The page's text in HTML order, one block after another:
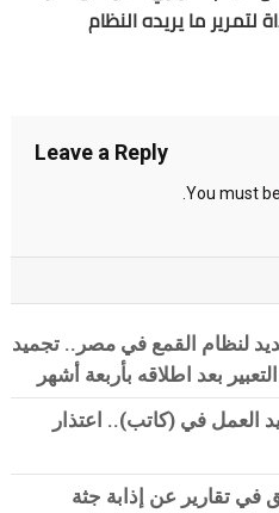
لتمرير ما يريده النظام
Leave a Reply
You must be
لنظام القمع في مصر.. تجميد
بعد اطلاقه بأربعة أشهر
العمل في (كاتب).. اعتذار
في تقارير عن إذابة جثة